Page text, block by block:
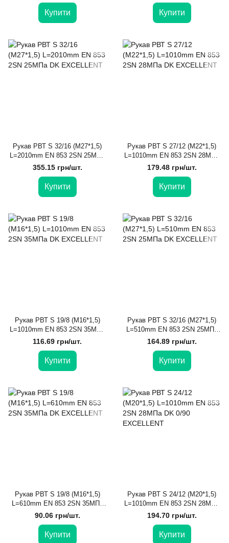
Купити Купити
Рукав РВТ S 32/16 (М27*1,5)
L=2010mm EN 853 2SN 25МПа
DK EXCELLENT
355.15 грн/шт.
Купити
Рукав РВТ S 27/12 (М22*1,5)
L=1010mm EN 853 2SN 28МПа
DK EXCELLENT
179.48 грн/шт.
Купити
Рукав РВТ S 19/8 (М16*1,5)
L=1010mm EN 853 2SN 35МПа
DK EXCELLENT
116.69 грн/шт.
Купити
Рукав РВТ S 32/16 (М27*1,5)
L=510mm EN 853 2SN 25МПа
DK EXCELLENT
164.89 грн/шт.
Купити
Рукав РВТ S 19/8 (М16*1,5)
L=610mm EN 853 2SN 35МПа
DK EXCELLENT
90.06 грн/шт.
Купити
Рукав РВТ S 24/12 (М20*1,5)
L=1010mm EN 853 2SN 28МПа
DK 0/90 EXCELLENT
194.70 грн/шт.
Купити